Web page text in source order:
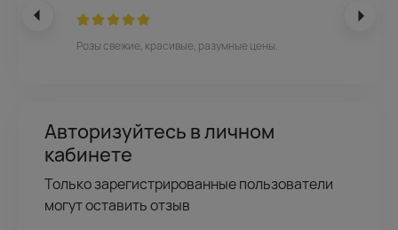
Розы свежие, красивые, разумные цены.
Авторизуйтесь в личном
кабинете
Только зарегистрированные пользователи
могут оставить отзыв